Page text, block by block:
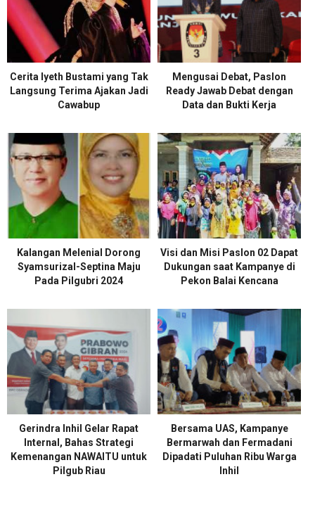
Cerita Iyeth Bustami yang Tak
Langsung Terima Ajakan Jadi
Cawabup
Mengusai Debat, Paslon
Ready Jawab Debat dengan
Data dan Bukti Kerja
Kalangan Melenial Dorong
Syamsurizal-Septina Maju
Pada Pilgubri 2024
Visi dan Misi Paslon 02 Dapat
Dukungan saat Kampanye di
Pekon Balai Kencana
Gerindra Inhil Gelar Rapat
Internal, Bahas Strategi
Kemenangan NAWAITU untuk
Pilgub Riau
Bersama UAS, Kampanye
Bermarwah dan Fermadani
Dipadati Puluhan Ribu Warga
Inhil